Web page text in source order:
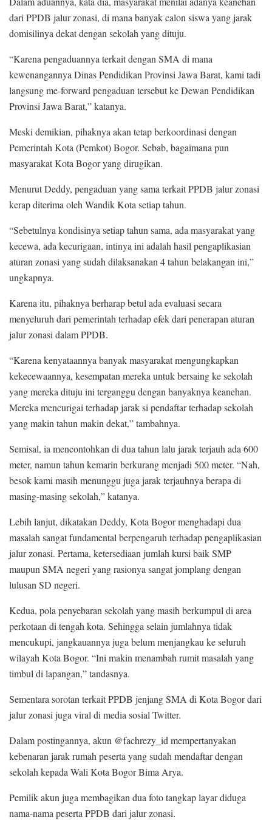
dari PPDB jalur zonasi, di mana banyak calon siswa yang jarak
domisilinya dekat dengan sekolah yang dituju.
“Karena pengaduannya terkait dengan SMA di mana
kewenangannya Dinas Pendidikan Provinsi Jawa Barat, kami tadi
langsung me-forward pengaduan tersebut ke Dewan Pendidikan
Provinsi Jawa Barat,” katanya.
Meski demikian, pihaknya akan tetap berkoordinasi dengan
Pemerintah Kota (Pemkot) Bogor. Sebab, bagaimana pun
masyarakat Kota Bogor yang dirugikan.
Menurut Deddy, pengaduan yang sama terkait PPDB jalur zonasi
kerap diterima oleh Wandik Kota setiap tahun.
“Sebetulnya kondisinya setiap tahun sama, ada masyarakat yang
kecewa, ada kecurigaan, intinya ini adalah hasil pengaplikasian
aturan zonasi yang sudah dilaksanakan 4 tahun belakangan ini,”
ungkapnya.
Karena itu, pihaknya berharap betul ada evaluasi secara
menyeluruh dari pemerintah terhadap efek dari penerapan aturan
jalur zonasi dalam PPDB.
“Karena kenyataannya banyak masyarakat mengungkapkan
kekecewaannya, kesempatan mereka untuk bersaing ke sekolah
yang mereka dituju ini terganggu dengan banyaknya keanehan.
Mereka mencurigai terhadap jarak si pendaftar terhadap sekolah
yang makin tahun makin dekat,” tambahnya.
Semisal, ia mencontohkan di dua tahun lalu jarak terjauh ada 600
meter, namun tahun kemarin berkurang menjadi 500 meter. “Nah,
besok kami masih menunggu juga jarak terjauhnya berapa di
masing-masing sekolah,” katanya.
Lebih lanjut, dikatakan Deddy, Kota Bogor menghadapi dua
masalah sangat fundamental berpengaruh terhadap pengaplikasian
jalur zonasi. Pertama, ketersediaan jumlah kursi baik SMP
maupun SMA negeri yang rasionya sangat jomplang dengan
lulusan SD negeri.
Kedua, pola penyebaran sekolah yang masih berkumpul di area
perkotaan di tengah kota. Sehingga selain jumlahnya tidak
mencukupi, jangkauannya juga belum menjangkau ke seluruh
wilayah Kota Bogor. “Ini makin menambah rumit masalah yang
timbul di lapangan,” tandasnya.
Sementara sorotan terkait PPDB jenjang SMA di Kota Bogor dari
jalur zonasi juga viral di media sosial Twitter.
Dalam postingannya, akun @fachrezy_id mempertanyakan
kebenaran jarak rumah peserta yang sudah mendaftar dengan
sekolah kepada Wali Kota Bogor Bima Arya.
Pemilik akun juga membagikan dua foto tangkap layar diduga
nama-nama peserta PPDB dari jalur zonasi.